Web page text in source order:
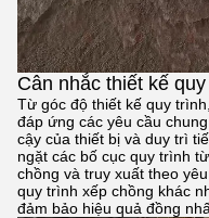
Cân nhắc thiết kế
Từ góc độ thiết kế quy
đáp ứng các yêu cầu
cậy của thiết bị và duy trì
ngặt các bố cục quy trình
chồng và truy xuất theo
quy trình xếp chồng khác
đảm bảo hiệu quả đồng